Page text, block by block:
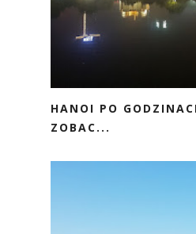
HANOI PO
ZOBAC...